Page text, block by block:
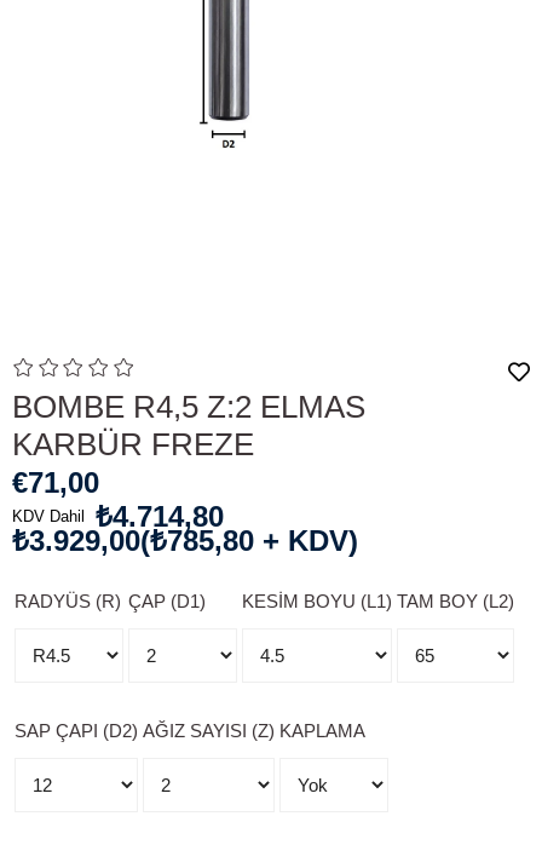
BOMBE R4,5 Z:2 ELMAS
KARBÜR FREZE
€71,00
KDV Dahil ₺4.714,80
₺3.929,00(₺785,80 + KDV)
RADYÜS (R) ÇAP (D1) KESİM BOYU (L1) TAM BOY (L2)
SAP ÇAPI (D2) AĞIZ SAYISI (Z) KAPLAMA